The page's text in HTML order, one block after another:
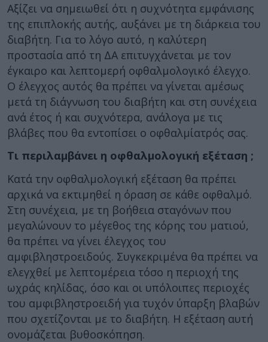
Αξίζει να σημειωθεί ότι η συχνότητα εμφάνισης
της επιπλοκής αυτής, αυξάνει με τη διάρκεια του
διαβήτη. Για το λόγο αυτό, η καλύτερη
προστασία από τη ΔΑ επιτυγχάνεται με τον
έγκαιρο και λεπτομερή οφθαλμολογικό έλεγχο.
Ο έλεγχος αυτός θα πρέπει να γίνεται αμέσως
μετά τη διάγνωση του διαβήτη και στη συνέχεια
ανά έτος ή και συχνότερα, ανάλογα με τις
βλάβες που θα εντοπίσει ο οφθαλμίατρός σας.
Τι περιλαμβάνει η οφθαλμολογική εξέταση ;
Κατά την οφθαλμολογική εξέταση θα πρέπει
αρχικά να εκτιμηθεί η όραση σε κάθε οφθαλμό.
Στη συνέχεια, με τη βοήθεια σταγόνων που
μεγαλώνουν το μέγεθος της κόρης του ματιού,
θα πρέπει να γίνει έλεγχος του
αμφιβληστροειδούς. Συγκεκριμένα θα πρέπει να
ελεγχθεί με λεπτομέρεια τόσο η περιοχή της
ωχράς κηλίδας, όσο και οι υπόλοιπες περιοχές
του αμφιβληστροειδή για τυχόν ύπαρξη βλαβών
που σχετίζονται με το διαβήτη. Η εξέταση αυτή
ονομάζεται βυθοσκόπηση.